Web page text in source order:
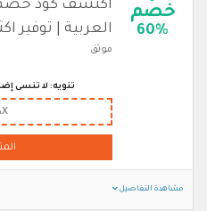
خصم
60%
العربية | توفير اكثر
موثق
تنويه: لا تنسى
مشاهدة التفاصيل